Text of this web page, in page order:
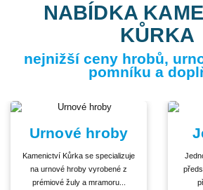
NABÍDKA
KŮRKA
nejnižší ceny hrobů,
pomníku a
Urnové hroby
Kamenictví Kůrka se specializuje
na urnové hroby vyrobené z
prémiové žuly a mramoru...